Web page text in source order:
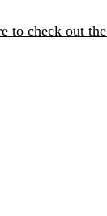
to check out the